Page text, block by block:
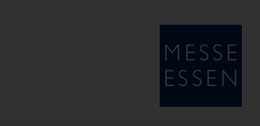
und kundenorientierten
Stets getreu unserem